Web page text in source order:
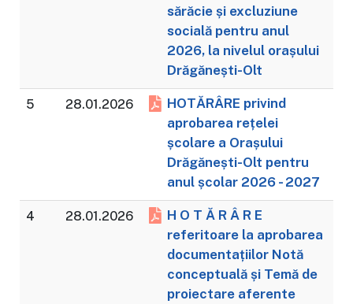
sărăcie și excluziune
socială pentru anul
2026, la nivelul orașului
Drăgănești-Olt
5 28.01.2026
HOTĂRÂRE privind
aprobarea rețelei
școlare a Orașului
Drăgănești-Olt pentru
anul școlar 2026 - 2027
4 28.01.2026
H O T Ă R Â R E
referitoare la aprobarea
documentațiilor Notă
conceptuală și Temă de
proiectare aferente